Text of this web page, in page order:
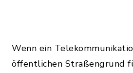
Wenn ein
öffentlichen Straßengrund